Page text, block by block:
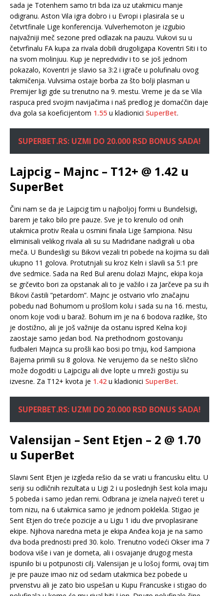
sada je Totenhem samo tri bda iza uz utakmicu manje
odigranu. Aston Vila igra dobro i u Evropi i plasirala se u
četvrtfinale Lige konferencija. Vulverhemoton je izgubio
najvažniji meč sezone pred odlazak na pauzu. Vukovi su u
četvrfinalu FA kupa za rivala dobili drugoligapa Koventri Siti i to
na svom molinjuu. Kup je nepredvidiv i to se još jednom
pokazalo, Koventri je slavio sa 3:2 i igrače u polufinalu ovog
takmičenja. Vulvsima ostaje borba za što bolji plasman u
Premijer ligi gde su trenutno na 9. mestu. Vreme je da se Vila
raspuca pred svojim navijačima i naš predlog je domaćčin daje
dva gola sa koeficijentom 1.55 u kladionici SuperBet.
SUPERBET.RS: UZMI DO 20.000 RSD BONUS SADA!
Lajpcig – Majnc – T12+ @ 1.42 u
SuperBet
Čini nam se da je Lajpcig tim u najboljoj formi u Bundelsigi,
barem je tako bilo pre pauze. Sve je to krenulo od onih
utakmica protiv Reala u osmini finala Lige šampiona. Nisu
eliminisali velikog rivala ali su su Madriđane nadigrali u oba
meča. U Bundesligi su Bikovi vezali tri pobede na kojima su dali
ukupno 11 golova. Protutnjali su kroz Keln i slavili sa 5:1 pre
dve sedmice. Sada na Red Bul arenu dolazi Majnc, ekipa koja
se grčevito bori za opstanak ali to je važilo i za Jarčeve pa su ih
Bikovi častili ”petardom”. Majnc je ostvario vrlo značajnu
pobedu nad Bohumom u prošlom kolu i sada su na 16. mestu,
onom koje vodi u baraž. Bohum im je na 6 bodova razlike, što
je dostižno, ali je još važnije da ostanu ispred Kelna koji
zaostaje samo jedan bod. Na prethodnom gostovanju
fudbaleri Majnca su prošli kao bosi po trnju, kod šampiona
Bajerna primili su 8 golova. Ne verujemo da se nešto slično
može dogoditi u Lajpcigu ali dve lopte u mreži gostiju su
izvesne. Za T12+ kvota je 1.42 u kladionici SuperBet.
SUPERBET.RS: UZMI DO 20.000 RSD BONUS SADA!
Valensijan – Sent Etjen – 2 @ 1.70
u SuperBet
Slavni Sent Etjen je izgleda rešio da se vrati u francusku elitu. U
seriji su odličnih rezultata u Ligi 2 i u poslednjih šest kola imaju
5 pobeda i samo jedan remi. Odbrana je iznela najveći teret u
tom nizu, na 6 utakmica samo je jednom poklekla. Stigao je
Sent Etjen do treće pozicije a u Ligu 1 idu dve prvoplasirane
ekipe. Njihova naredna meta je ekipa Anđea koja je na samo
dva boda prednosti pred 30. kolo. Trenutno vodeći Okser ima 7
bodova više i van je dometa, ali i osvajanje drugog mesta
ispunilo bi u potpunosti cilj. Valensijan je u lošoj formi, ovaj tim
je pre pauze imao niz od sedam utakmica bez pobede u
prvenstvu ali je zato bio uspešan u Kupu Francuske i stigao do